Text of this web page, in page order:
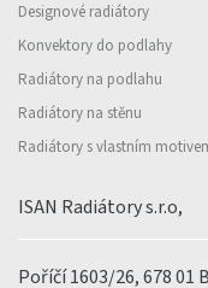
Designové radiátory
Konvektory do podlahy
Radiátory na podlahu
Radiátory na stěnu
Radiátory s vlastním
ISAN Radiátory s.r.o,
Poříčí 1603/26, 678 01